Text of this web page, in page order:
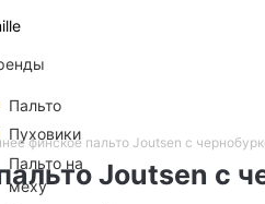
Пальто
Пуховики
Пальто на
меху
финское пальто Joutsen с
Joutsen с